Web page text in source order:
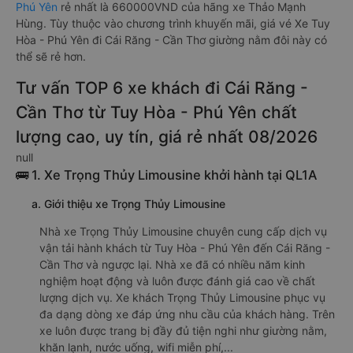
Phú Yên rẻ nhất là 660000VND của hãng xe Thảo Mạnh
Hùng. Tùy thuộc vào chương trình khuyến mãi, giá vé Xe Tuy
Hòa - Phú Yên đi Cái Răng - Cần Thơ giường nằm đôi này có
thể sẽ rẻ hơn.
Tư vấn TOP 6 xe khách đi Cái Răng -
Cần Thơ từ Tuy Hòa - Phú Yên chất
lượng cao, uy tín, giá rẻ nhất 08/2026
null
🚌 1. Xe Trọng Thủy Limousine khởi hành tại QL1A
a. Giới thiệu xe Trọng Thủy Limousine
Nhà xe Trọng Thủy Limousine chuyên cung cấp dịch vụ
vận tải hành khách từ Tuy Hòa - Phú Yên đến Cái Răng -
Cần Thơ và ngược lại. Nhà xe đã có nhiều năm kinh
nghiệm hoạt động và luôn được đánh giá cao về chất
lượng dịch vụ. Xe khách Trọng Thủy Limousine phục vụ
đa dạng dòng xe đáp ứng nhu cầu của khách hàng. Trên
xe luôn được trang bị đầy đủ tiện nghi như giường nằm,
khăn lạnh, nước uống, wifi miễn phí,...